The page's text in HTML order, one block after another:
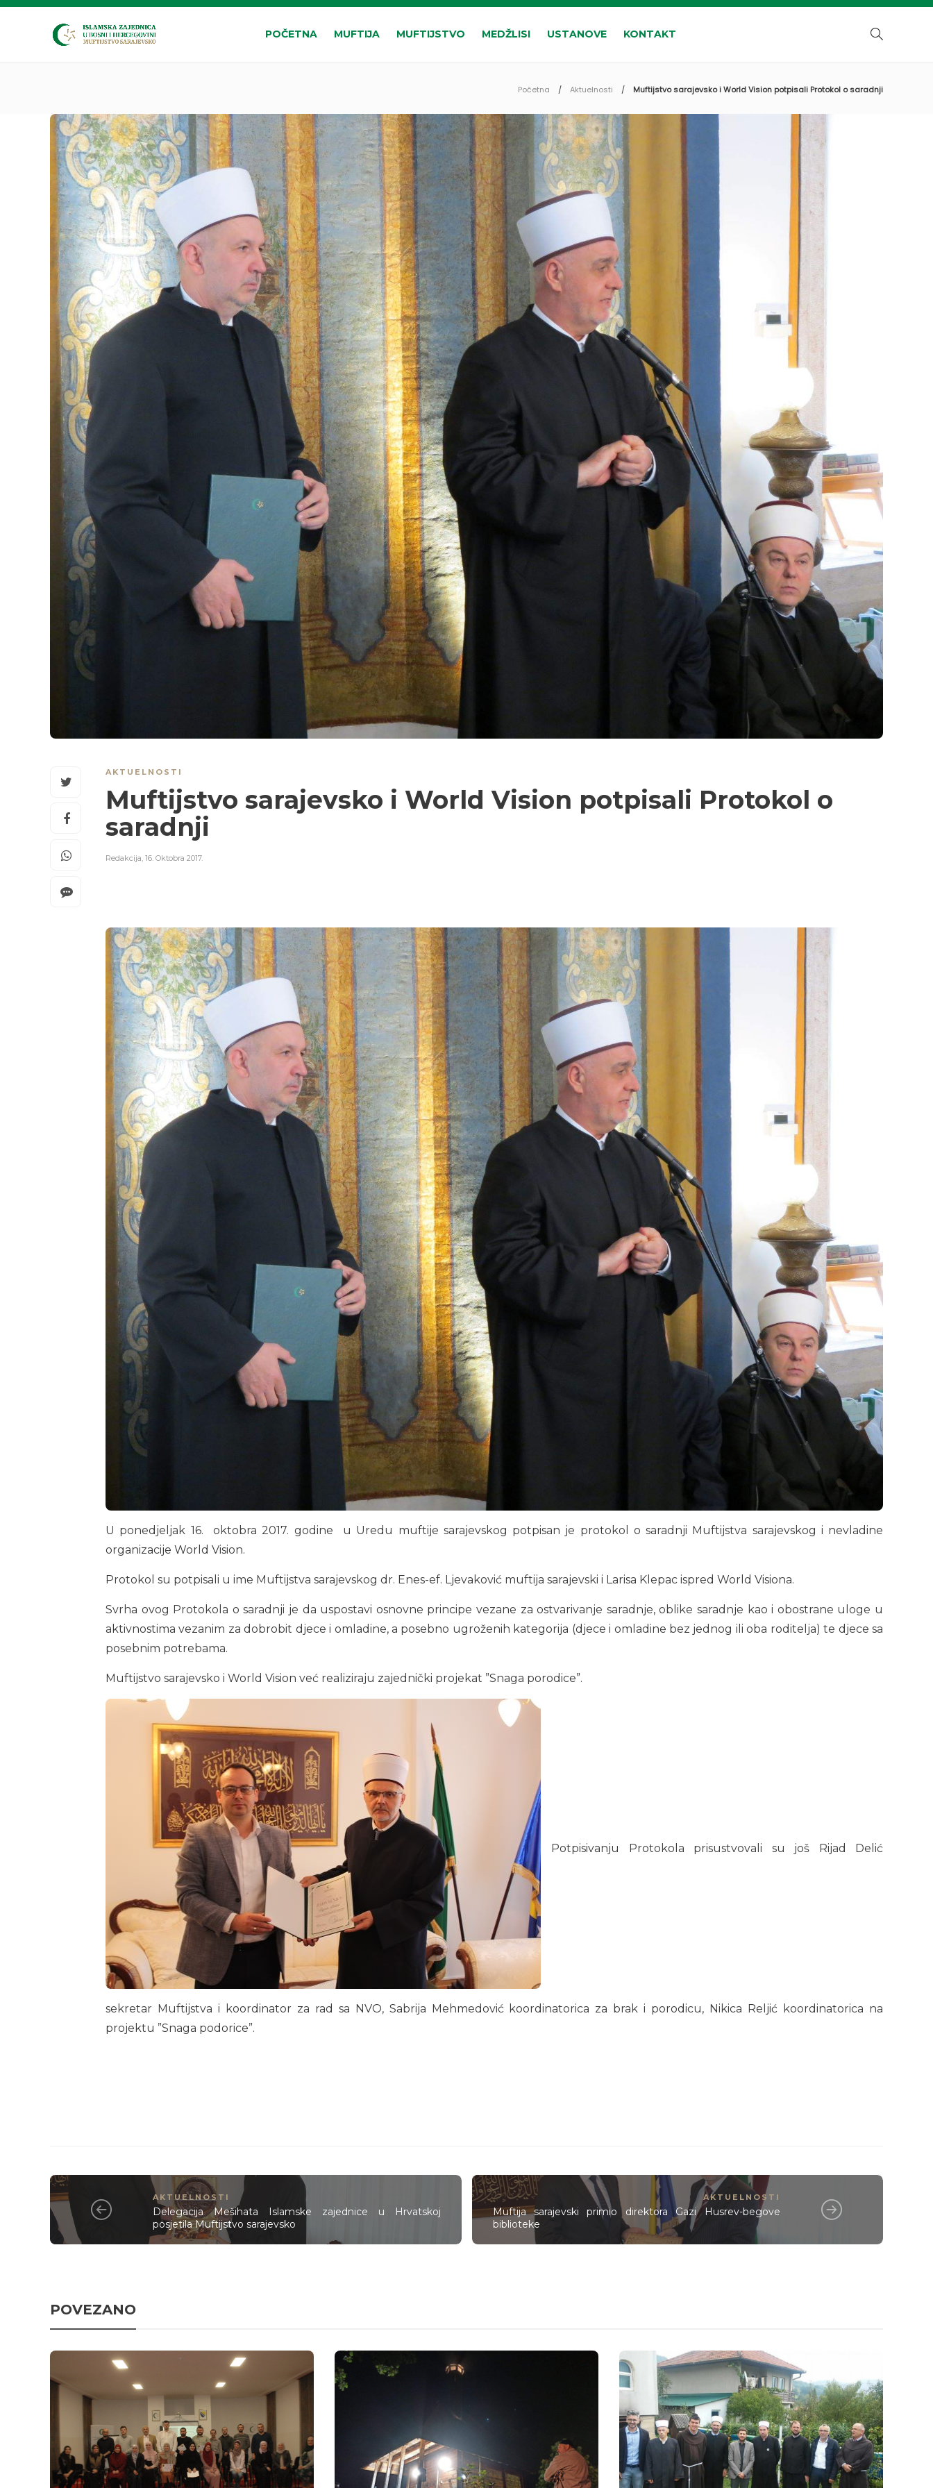
POČETNA MUFTIJA MUFTIJSTVO MEDŽLISI USTANOVE KONTAKT
Početna Aktuelnosti Muftijstvo sarajevsko i World Vision potpisali Protokol o saradnji
AKTUELNOSTI
Muftijstvo sarajevsko i World Vision potpisali Protokol o
saradnji
Redakcija, 16. Oktobra 2017.
U ponedjeljak 16. oktobra 2017. godine u Uredu muftije sarajevskog potpisan je protokol o saradnji Muftijstva sarajevskog i nevladine
organizacije World Vision.
Protokol su potpisali u ime Muftijstva sarajevskog dr. Enes-ef. Ljevaković muftija sarajevski i Larisa Klepac ispred World Visiona.
Svrha ovog Protokola o saradnji je da uspostavi osnovne principe vezane za ostvarivanje saradnje, oblike saradnje kao i obostrane uloge u
aktivnostima vezanim za dobrobit djece i omladine, a posebno ugroženih kategorija (djece i omladine bez jednog ili oba roditelja) te djece sa
posebnim potrebama.
Muftijstvo sarajevsko i World Vision već realiziraju zajednički projekat ”Snaga porodice”.
Potpisivanju Protokola prisustvovali su još Rijad Delić
sekretar Muftijstva i koordinator za rad sa NVO, Sabrija Mehmedović koordinatorica za brak i porodicu, Nikica Reljić koordinatorica na
projektu ”Snaga podorice”.
AKTUELNOSTI
Delegacija Mešihata Islamske zajednice u Hrvatskoj
posjetila Muftijstvo sarajevsko
AKTUELNOSTI
Muftija sarajevski primio direktora Gazi Husrev-begove
biblioteke
POVEZANO